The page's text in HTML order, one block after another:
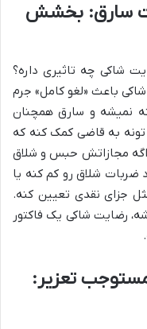
سارق: بخشش
شاکی چه تاثیری داره؟
باعث «لغو کامل» جرم
نمیشه و سارق همچنان
به قاضی کمک کنه که
اگه مجازاتش حبس و شلاق
ضربات شلاق رو کم کنه یا
جزای نقدی تعیین کنه.
رضایت شاکی یک فاکتور
تعزیر: